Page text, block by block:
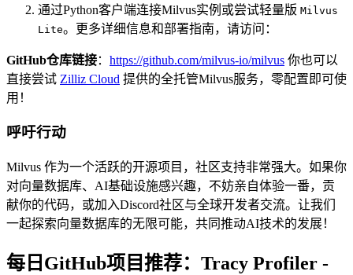
通过Python客户端连接Milvus实例或尝试轻量版 Milvus
Lite。更多详细信息和部署指南，请访问：
GitHub仓库链接： https://github.com/milvus-io/milvus 你也可以
直接尝试 Zilliz Cloud 提供的全托管Milvus服务，零配置即可使
用！
呼吁行动
Milvus 作为一个活跃的开源项目，社区支持非常强大。如果你
对向量数据库、AI基础设施感兴趣，不妨亲自体验一番，贡
献你的代码，或加入Discord社区与全球开发者交流。让我们
一起探索向量数据库的无限可能，共同推动AI技术的发展！
每日GitHub项目推荐：Tracy Profiler -